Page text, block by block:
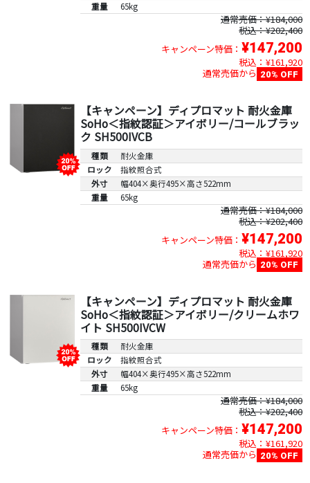
重量
65kg
通常売価：¥184,000
税込：¥202,400
キャンペーン特価： ¥147,200
税込：¥161,920
通常売価から 20% OFF
【キャンペーン】ディプロマット 耐火金庫
SoHo＜指紋認証＞アイボリー/コールブラッ
ク SH500IVCB
種類
耐火金庫
ロック
指紋照合式
外寸
幅404×奥行495×高さ522mm
重量
65kg
通常売価：¥184,000
税込：¥202,400
キャンペーン特価： ¥147,200
税込：¥161,920
通常売価から 20% OFF
【キャンペーン】ディプロマット 耐火金庫
SoHo＜指紋認証＞アイボリー/クリームホワ
イト SH500IVCW
種類
耐火金庫
ロック
指紋照合式
外寸
幅404×奥行495×高さ522mm
重量
65kg
通常売価：¥184,000
税込：¥202,400
キャンペーン特価： ¥147,200
税込：¥161,920
通常売価から 20% OFF